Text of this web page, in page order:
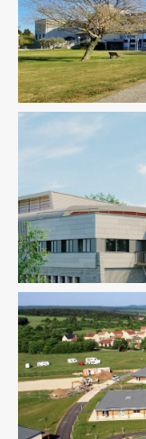
Ingenierie TCE
Fluides Pilotage